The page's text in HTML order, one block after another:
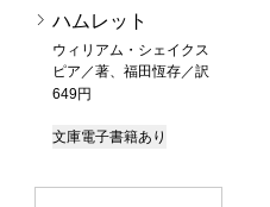
ハムレット
ウィリアム・シェイクス
ピア／著、福田恆存／訳
649円
文庫電子書籍あり